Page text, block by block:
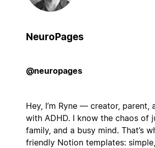
NeuroPages
@neuropages
Hey, I’m Ryne — creator, parent,
with ADHD. I know the chaos of
family, and a busy mind. That’s
friendly Notion templates: